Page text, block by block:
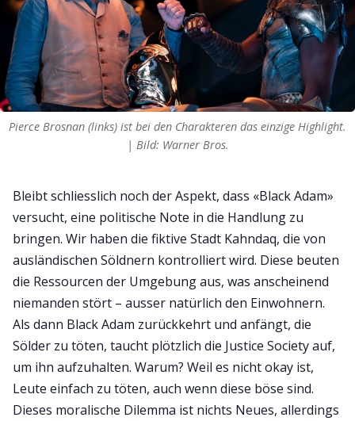
Pierce Brosnan (links) ist bei den Charakteren das einzige Highlight.
| Bild: Warner Bros.
Bleibt schliesslich noch der Aspekt, dass «Black Adam»
versucht, eine politische Note in die Handlung zu
bringen. Wir haben die fiktive Stadt Kahndaq, die von
ausländischen Söldnern kontrolliert wird. Diese beuten
die Ressourcen der Umgebung aus, was anscheinend
niemanden stört – ausser natürlich den Einwohnern.
Als dann Black Adam zurückkehrt und anfängt, die
Sölder zu töten, taucht plötzlich die Justice Society auf,
um ihn aufzuhalten. Warum? Weil es nicht okay ist,
Leute einfach zu töten, auch wenn diese böse sind.
Dieses moralische Dilemma ist nichts Neues, allerdings